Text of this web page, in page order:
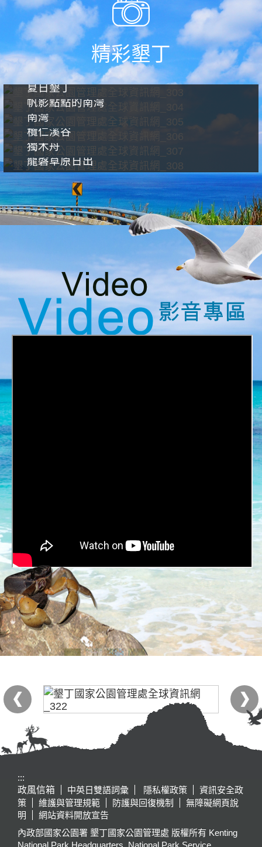
精彩墾丁
夏日墾丁
帆影點點的南灣
南灣
欖仁溪谷
獨木舟
龍磐草原日出
:::
政風信箱
中英日雙語詞彙 隱私權政策
資訊安全政
策
維護與管理規範 防護與回復機制
無障礙網頁說
明
網站資料開放宣告
內政部國家公園署 墾丁國家公園管理處 版權所有 Kenting
National Park Headquarters, National Park Service,